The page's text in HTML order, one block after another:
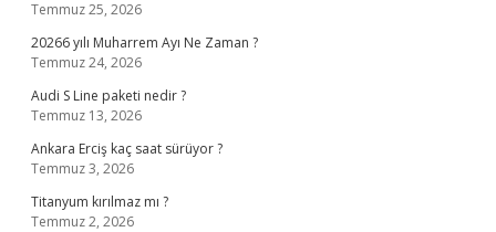
Temmuz 25, 2026
20266 yılı Muharrem Ayı Ne Zaman ?
Temmuz 24, 2026
Audi S Line paketi nedir ?
Temmuz 13, 2026
Ankara Erciş kaç saat sürüyor ?
Temmuz 3, 2026
Titanyum kırılmaz mı ?
Temmuz 2, 2026